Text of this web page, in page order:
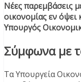
Νέες παρεμβάσεις
οικονομίας εν
Υπουργός
Σύμφωνα με
Τα Υπουργεία